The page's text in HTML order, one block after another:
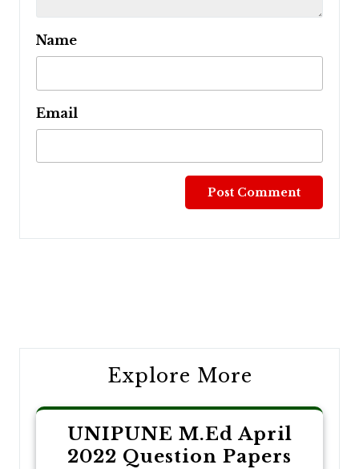
Name
Email
Explore More
UNIPUNE M.Ed April
2022 Question Papers